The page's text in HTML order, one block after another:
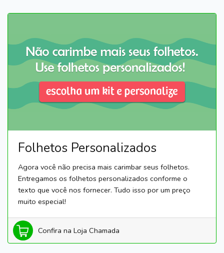
Folhetos Personalizados
Agora você não precisa mais carimbar seus folhetos.
Entregamos os folhetos personalizados conforme o
texto que você nos fornecer. Tudo isso por um preço
muito especial!
Confira na Loja Chamada